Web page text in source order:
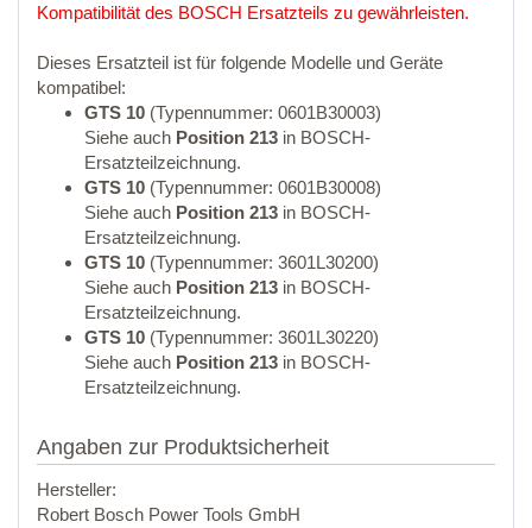
Kompatibilität des BOSCH Ersatzteils zu gewährleisten.
Dieses Ersatzteil ist für folgende Modelle und Geräte
kompatibel:
GTS 10 (Typennummer: 0601B30003)
Siehe auch Position 213 in BOSCH-
Ersatzteilzeichnung.
GTS 10 (Typennummer: 0601B30008)
Siehe auch Position 213 in BOSCH-
Ersatzteilzeichnung.
GTS 10 (Typennummer: 3601L30200)
Siehe auch Position 213 in BOSCH-
Ersatzteilzeichnung.
GTS 10 (Typennummer: 3601L30220)
Siehe auch Position 213 in BOSCH-
Ersatzteilzeichnung.
Angaben zur Produktsicherheit
Hersteller:
Robert Bosch Power Tools GmbH